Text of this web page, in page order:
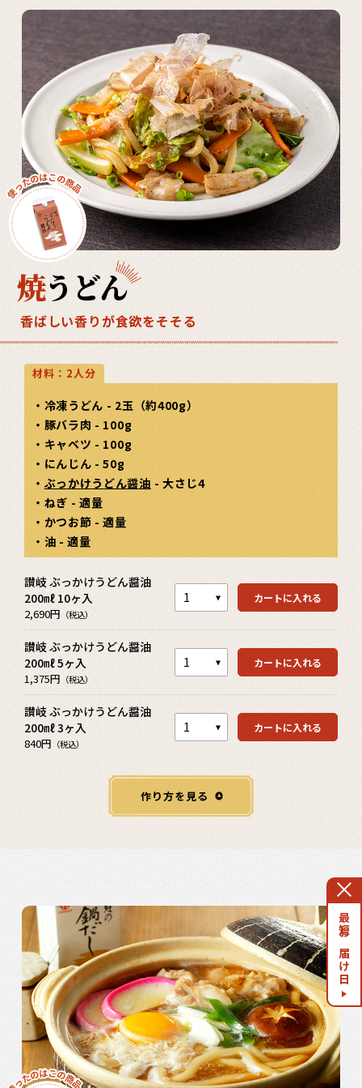
焼うどん
香ばしい香りが食欲をそそる
材料：2人分
・冷凍うどん - 2玉（約400g）
・豚バラ肉 - 100g
・キャベツ - 100g
・にんじん - 50g
・ ぶっかけうどん醤油 - 大さじ4
・ねぎ - 適量
・かつお節 - 適量
・油 - 適量
讃岐 ぶっかけうどん醤油
200㎖ 10ヶ入
2,690円 （税込）
カートに入れる
讃岐 ぶっかけうどん醤油
200㎖ 5ヶ入
1,375円 （税込）
カートに入れる
カートを見る
讃岐 ぶっかけうどん醤油
200㎖ 3ヶ入
840円 （税込）
カートに入れる
カートを見る
最短お届け日